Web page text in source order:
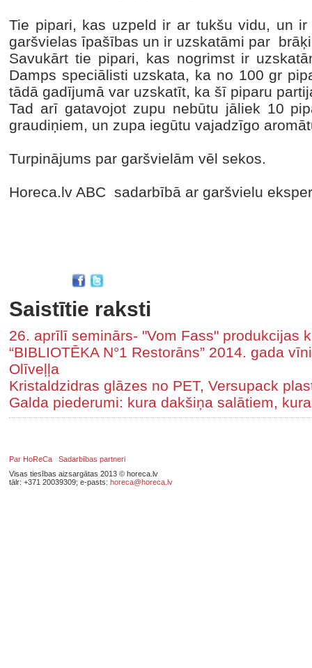
Tie pipari, kas uzpeld ir ar tukšu vidu, un
garšvielas īpašības un ir uzskatāmi par
Savukārt tie pipari, kas nogrimst ir
Damps speciālisti uzskata, ka no 100 gr
tādā gadījumā var uzskatīt, ka šī piparu
Tad arī gatavojot zupu nebūtu jāliek 10
graudiņiem, un zupa iegūtu vajadzīgo
Turpinājums par garšvielām vēl sekos.
Horeca.lv ABC sadarbībā ar garšvielu
Saistītie raksti
26. aprīlī seminārs- "Vom Fass" produkcijas
“BIBLIOTĒKA N°1 Restorāns” 2014. gada vīni
Olīveļļa
Kristaldzidras glāzes no PET, Versupack
Galda piederumi: kura dakšiņa salātiem,
Par HoReCa
Sadarbības partneri
Visas tiesības aizsargātas 2013 © horeca.lv
tālr: +371 20039309; e-pasts: horeca@horeca.lv